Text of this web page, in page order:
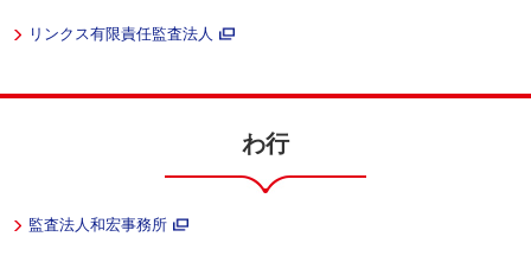
リンクス有限責任監査法人
わ行
監査法人和宏事務所